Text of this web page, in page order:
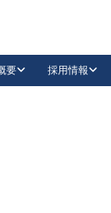
要 採用情報